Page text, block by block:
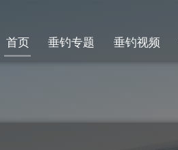
首页 垂钓专题 垂钓视频